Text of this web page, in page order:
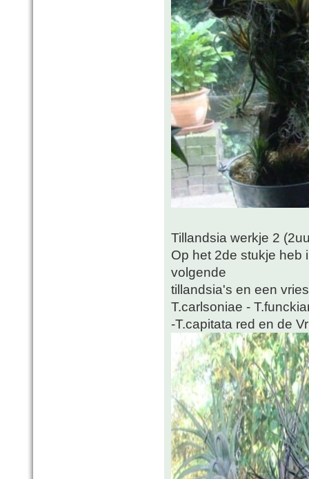
Tillandsia werkje 2
Op het 2de stukje heb
volgende
tillandsia's en een
T.carlsoniae -
-T.capitata red en de